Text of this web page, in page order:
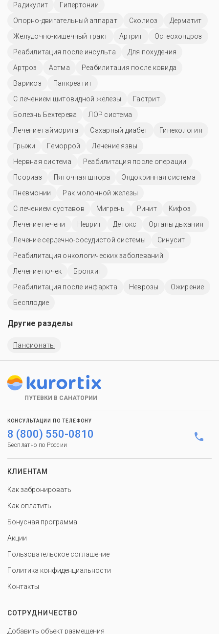
Радикулит
Гипертонии
Опорно-двигательный аппарат
Сколиоз
Дерматит
Желудочно-кишечный тракт
Артрит
Остеохондроз
Реабилитация после инсульта
Для похудения
Артроз
Астма
Реабилитация после ковида
Варикоз
Панкреатит
С лечением щитовидной железы
Гастрит
Болезнь Бехтерева
ЛОР система
Лечение гайморита
Сахарный диабет
Гинекология
Грыжи
Геморрой
Лечение язвы
Нервная система
Реабилитация после операции
Псориаз
Пяточная шпора
Эндокринная система
Пневмонии
Рак молочной железы
С лечением суставов
Мигрень Ринит
Кифоз
Лечение печени
Неврит Детокс
Органы дыхания
Лечение сердечно-сосудистой системы
Синусит
Реабилитация онкологических заболеваний
Лечение почек
Бронхит
Реабилитация после инфаркта
Неврозы
Ожирение
Бесплодие
Другие разделы
Пансионаты
ПУТЕВКИ В САНАТОРИИ
КОНСУЛЬТАЦИИ ПО ТЕЛЕФОНУ
8 (800) 550-0810
Бесплатно по России
КЛИЕНТАМ
Как забронировать
Как оплатить
Бонусная программа
Акции
Пользовательское соглашение
Политика конфиденциальности
Контакты
СОТРУДНИЧЕСТВО
Добавить объект размещения